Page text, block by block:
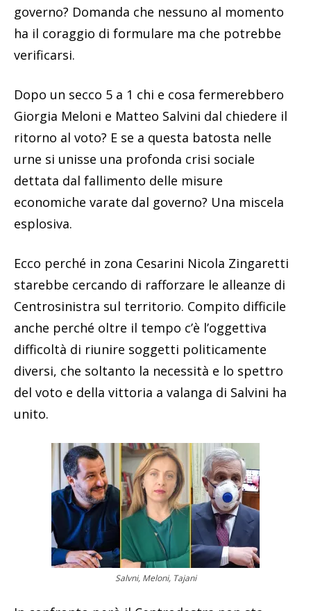
governo? Domanda che nessuno al momento
ha il coraggio di formulare ma che potrebbe
verificarsi.
Dopo un secco 5 a 1 chi e cosa fermerebbero
Giorgia Meloni e Matteo Salvini dal chiedere il
ritorno al voto? E se a questa batosta nelle
urne si unisse una profonda crisi sociale
dettata dal fallimento delle misure
economiche varate dal governo? Una miscela
esplosiva.
Ecco perché in zona Cesarini Nicola Zingaretti
starebbe cercando di rafforzare le alleanze di
Centrosinistra sul territorio. Compito difficile
anche perché oltre il tempo c’è l’oggettiva
difficoltà di riunire soggetti politicamente
diversi, che soltanto la necessità e lo spettro
del voto e della vittoria a valanga di Salvini ha
unito.
Salvni, Meloni, Tajani